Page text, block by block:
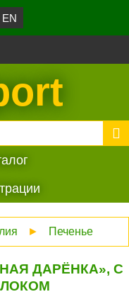
EN
► Печенье
ДАРЁНКА», С